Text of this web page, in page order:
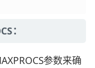
：
参数来确